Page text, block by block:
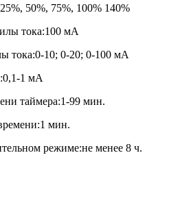
50%, 75%, 100% 140%
тока:100 мА
тока:0-10; 0-20; 0-100 мА
1 мА
таймера:1-99 мин.
мин.
режиме:не менее 8 ч.